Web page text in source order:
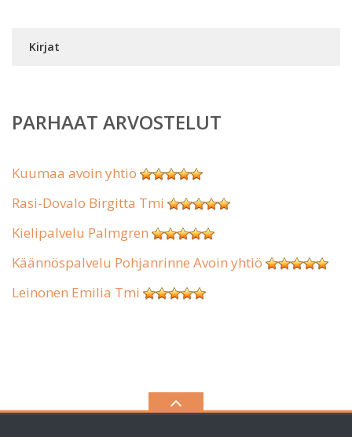
Kirjat
PARHAAT ARVOSTELUT
Kuumaa avoin yhtiö
Rasi-Dovalo Birgitta Tmi
Kielipalvelu Palmgren
Käännöspalvelu Pohjanrinne Avoin yhtiö
Leinonen Emilia Tmi